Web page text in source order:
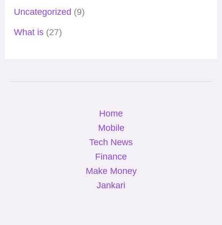
Uncategorized (9)
What is(27)
Home
Mobile
Tech News
Finance
Make Money
Jankari